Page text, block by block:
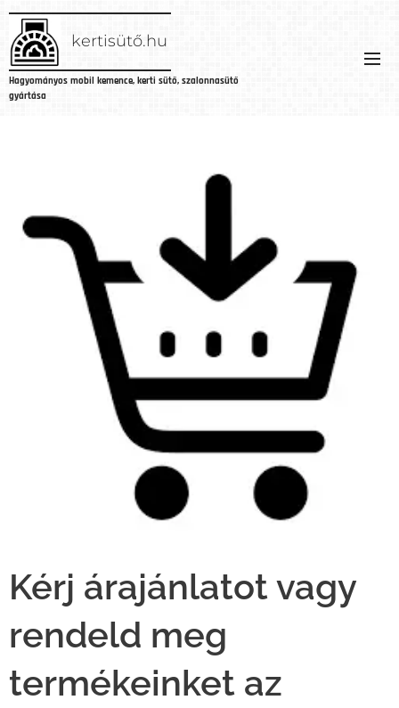
kertisütő.hu
Hagyományos mobil kemence, kerti sütő, szalonnasütő
gyártása
Kérj árajánlatot vagy
rendeld meg
termékeinket az